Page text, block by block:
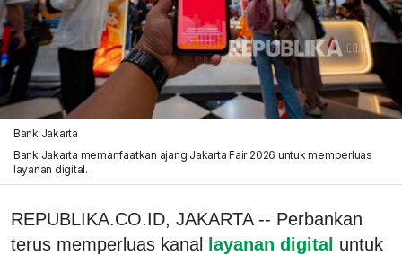
Bank Jakarta
Bank Jakarta memanfaatkan ajang Jakarta Fair 2026 untuk memperluas
layanan digital.
REPUBLIKA.CO.ID, JAKARTA -- Perbankan
terus memperluas kanal
layanan digital untuk